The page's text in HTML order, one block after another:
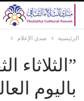
الرئيسية صدى الإعلام
”الثلاثاء
باليوم